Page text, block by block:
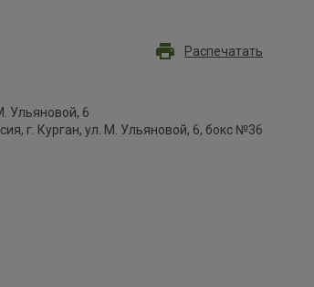
Распечатать
Ульяновой, 6
г. Курган, ул. М. Ульяновой, 6, бокс №36